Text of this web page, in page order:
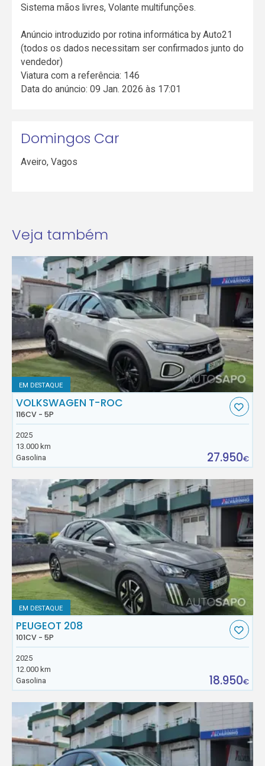
Sistema mãos livres, Volante multifunções.
Anúncio introduzido por rotina informática by Auto21
(todos os dados necessitam ser confirmados junto do
vendedor)
Viatura com a referência: 146
Data do anúncio: 09 Jan. 2026 às 17:01
Domingos Car
Aveiro,Vagos
Veja também
EM DESTAQUE
VOLKSWAGEN T-ROC
116CV - 5P
2025
13.000 km
Gasolina
27.950€
EM DESTAQUE
PEUGEOT 208
101CV - 5P
2025
12.000 km
Gasolina
18.950€